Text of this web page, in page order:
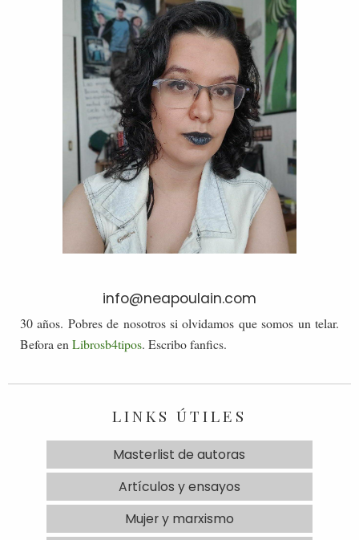
info@neapoulain.com
30 años. Pobres de nosotros si olvidamos que somos un telar.
Befora en Librosb4tipos. Escribo fanfics.
LINKS ÚTILES
Masterlist de autoras
Artículos y ensayos
Mujer y marxismo